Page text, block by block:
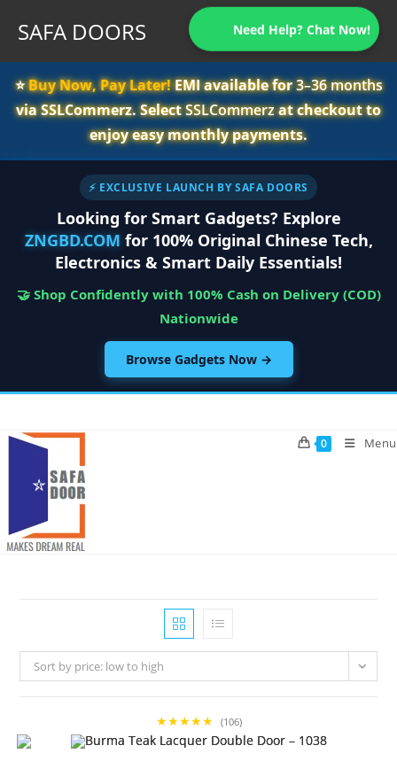
SAFA DOORS Need Help? Chat Now!
⭐️Buy Now, Pay Later!EMI available for3–36 months
via SSLCommerz. SelectSSLCommerzat checkout to
enjoy easy monthly payments.
⚡ EXCLUSIVE LAUNCH BY SAFA DOORS
Looking for Smart Gadgets? Explore
ZNGBD.COM for 100% Original Chinese Tech,
Electronics & Smart Daily Essentials!
🤝 Shop Confidently with 100% Cash on Delivery (COD)
Nationwide
Browse Gadgets Now →
content
0 Menu
Sort by price: low to high
★★★★★ (106)